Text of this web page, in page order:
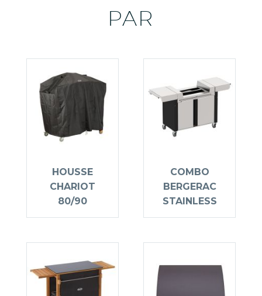
PAR
HOUSSE
CHARIOT
80/90
COMBO
BERGERAC
STAINLESS